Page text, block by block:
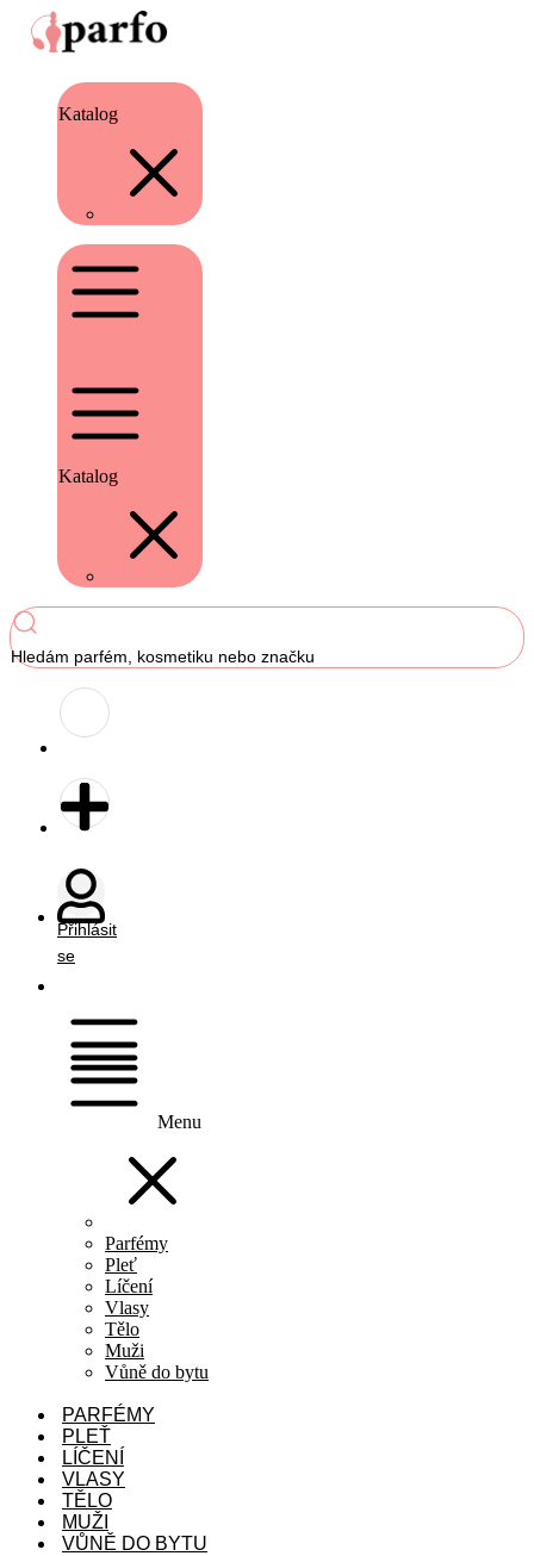
Katalog
Katalog
Hledám parfém, kosmetiku nebo značku
Přihlásit
se
Menu
Parfémy
Pleť
Líčení
Vlasy
Tělo
Muži
Vůně do bytu
PARFÉMY
PLEŤ
LÍČENÍ
VLASY
TĚLO
MUŽI
VŮNĚ DO BYTU